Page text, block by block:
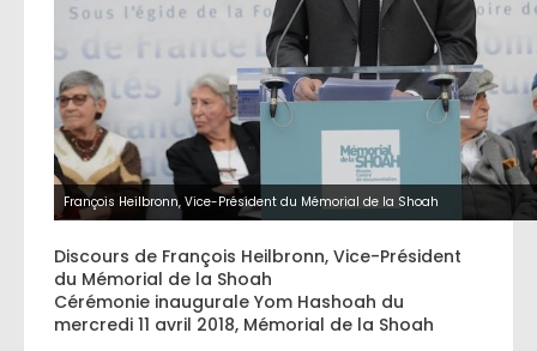
François Heilbronn, Vice-Président du Mémorial de la Shoah
Discours de François Heilbronn, Vice-Président
du Mémorial de la Shoah
Cérémonie inaugurale Yom Hashoah du
mercredi 11 avril 2018, Mémorial de la Shoah